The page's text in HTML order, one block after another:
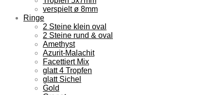
verspielt ø 8mm
Ringe
2 Steine klein oval
2 Steine rund & oval
Amethyst
Azurit-Malachit
Facettiert Mix
glatt 4 Tropfen
glatt Sichel
Gold